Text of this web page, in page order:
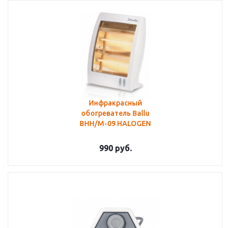
Инфракрасный
обогреватель Ballu
BHH/M-09 HALOGEN
990руб.